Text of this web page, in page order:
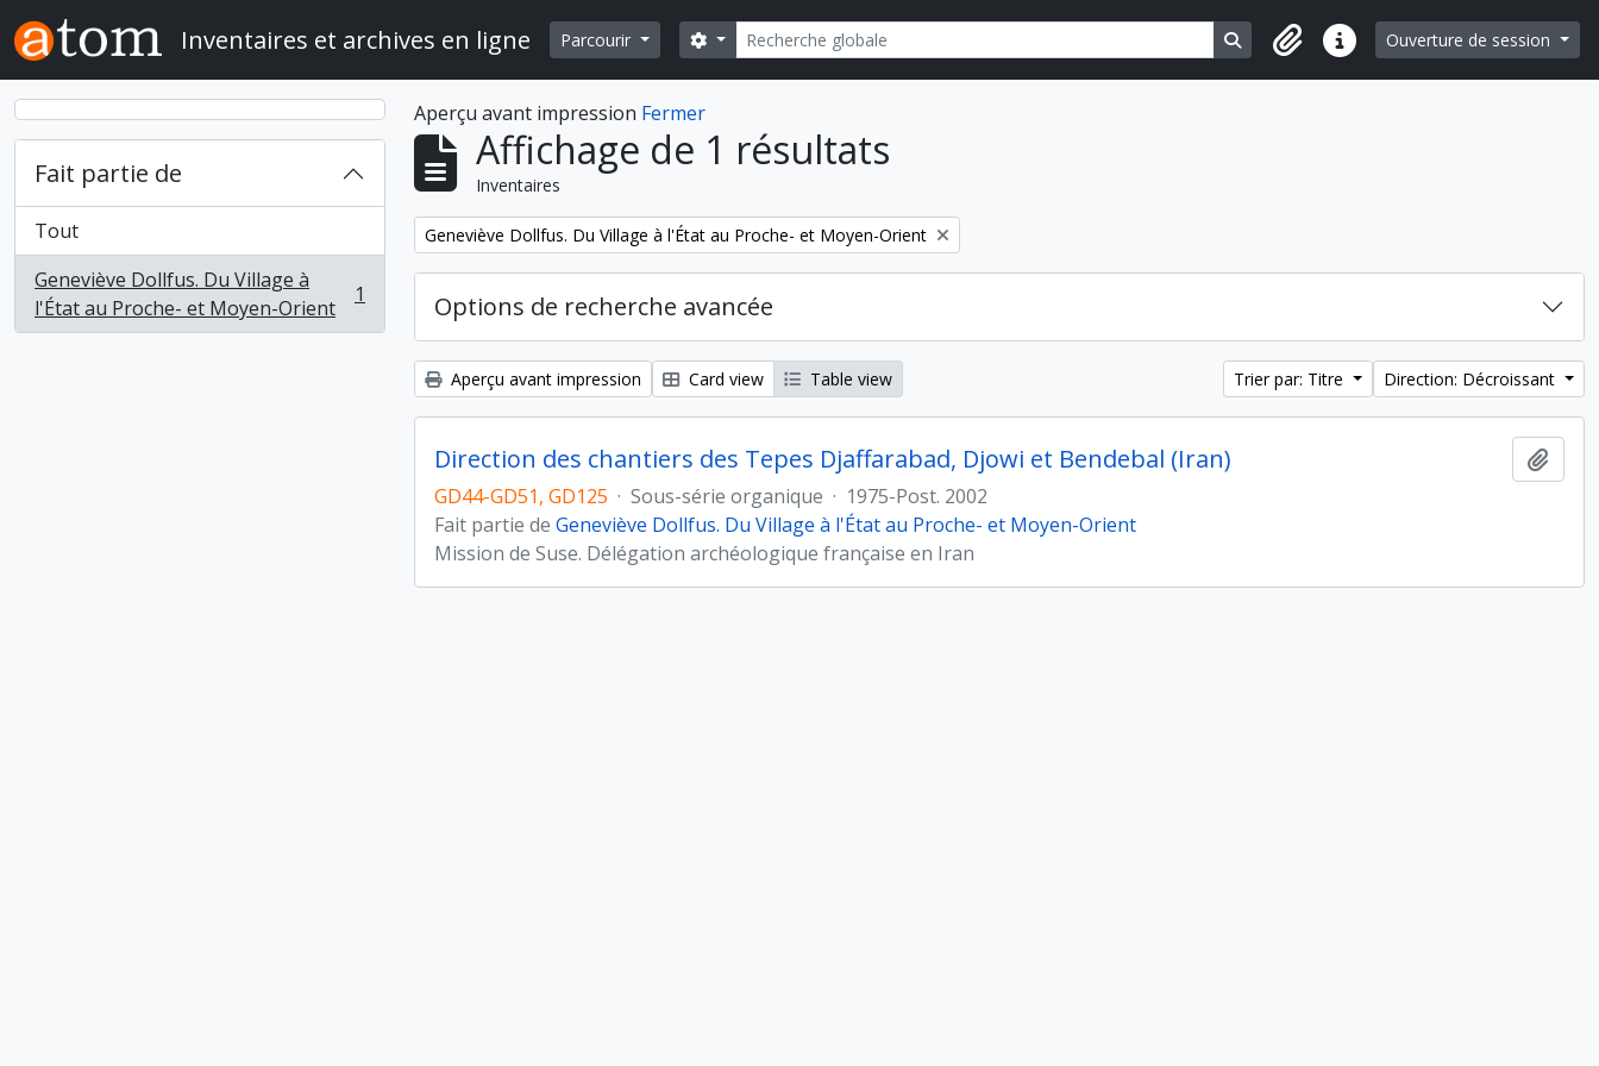
Skip to main content
Inventaires et archives en ligne Parcourir Rechercher
Search options Search in browse page
Liens rapidesOuverture de session
Fait partie de
Tout
Geneviève Dollfus. Du Village à
l'État au Proche- et Moyen-Orient
, 1 résultats 1
Aperçu avant impression Fermer
Affichage de 1 résultats
Inventaires
Remove filter:
Geneviève Dollfus. Du Village à l'État au Proche- et Moyen-Orient
Options de recherche avancée
Aperçu avant impression Card view Table view Trier par: Titre Direction: Décroissant
Direction des chantiers des Tepes Djaffarabad, Djowi et Bendebal (Iran)
GD44-GD51, GD125 · Sous-série organique · 1975-Post. 2002
Fait partie de Geneviève Dollfus. Du Village à l'État au Proche- et Moyen-Orient
Mission de Suse. Délégation archéologique française en Iran